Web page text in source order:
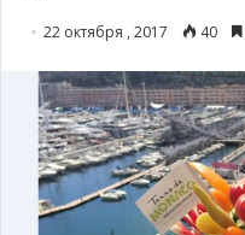
22 октября , 2017 40